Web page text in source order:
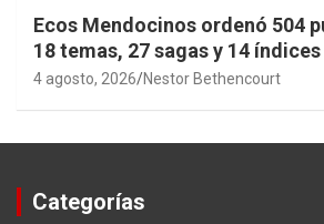
Ecos Mendocinos ordenó 504
18 temas, 27 sagas y 14
años de investigación en
4 agosto, 2026 Nestor Bethencourt
Categorías